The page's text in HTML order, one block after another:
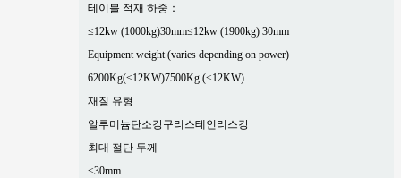
테이블 적재 하중：
≤12kw (1000kg)30mm≤12kw (1900kg) 30mm
Equipment weight (varies depending on power)
6200Kg(≤12KW)7500Kg (≤12KW)
재질 유형
알루미늄탄소강구리스테인리스강
최대 절단 두께
≤30mm